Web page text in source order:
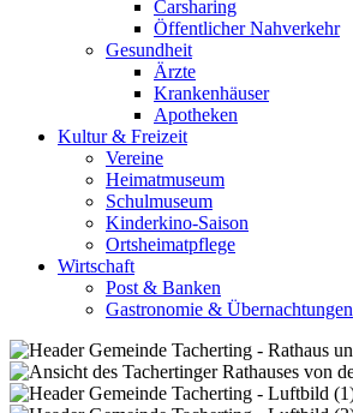
Carsharing
Öffentlicher Nahverkehr
Gesundheit
Ärzte
Krankenhäuser
Apotheken
Kultur & Freizeit
Vereine
Heimatmuseum
Schulmuseum
Kinderkino-Saison
Ortsheimatpflege
Wirtschaft
Post & Banken
Gastronomie & Übernachtungen